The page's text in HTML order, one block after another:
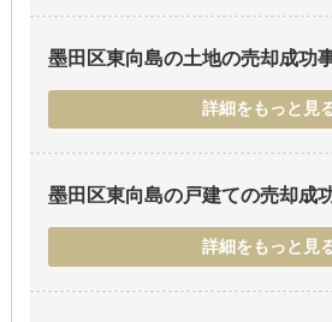
墨田区東向島の土地の売却成功
詳細をもっと見
墨田区東向島の戸建ての売却成
詳細をもっと見